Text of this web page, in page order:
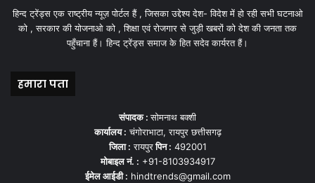
हिन्द ट्रेंड्स एक राष्ट्रीय न्यूज़ पोर्टल हैं , जिसका उद्देश्य देश- विदेश में हो रही सभी घटनाओ
को , सरकार की योजनाओ को , शिक्षा एवं रोजगार से जुड़ी खबरों को देश की जनता तक
पहुँचाना हैं। हिन्द ट्रेंड्स समाज के हित सदेव कार्यरत हैं।
हमारा पता
संपादक :सोमनाथ बक्शी
कार्यालय : चंगोराभाटा, रायपुर छत्तीसगढ़
जिला : रायपुरपिन : 492001
मोबाइल नं. : +91-8103934917
ईमेल आईडी : hindtrends@gmail.com